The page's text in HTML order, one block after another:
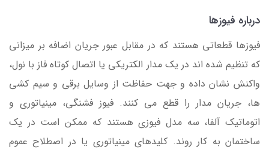
درباره فیوزها
فیوزها قطعاتی هستند که در مقابل عبور جریان اضافه بر میزانی
که تنظیم شده اند در یک مدار الکتریکی یا اتصال کوتاه فاز با نول،
واکنش نشان داده و جهت حفاظت از وسایل برقی و سیم کشی
ها، جریان مدار را قطع می کنند. فیوز فشنگی، مینیاتوری و
اتوماتیک آلفا، سه مدل فیوزی هستند که ممکن است در یک
ساختمان به کار روند. کلیدهای مینیاتوری یا در اصطلاح عموم